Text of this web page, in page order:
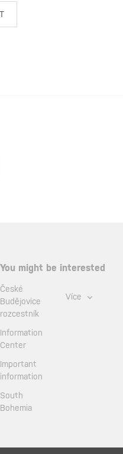
You might be interested
České
Budějovice
rozcestník
Information
Center
Important
information
South
Bohemia
Více